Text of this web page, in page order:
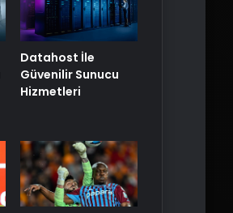
Datahost İle
Güvenilir Sunucu
Hizmetleri